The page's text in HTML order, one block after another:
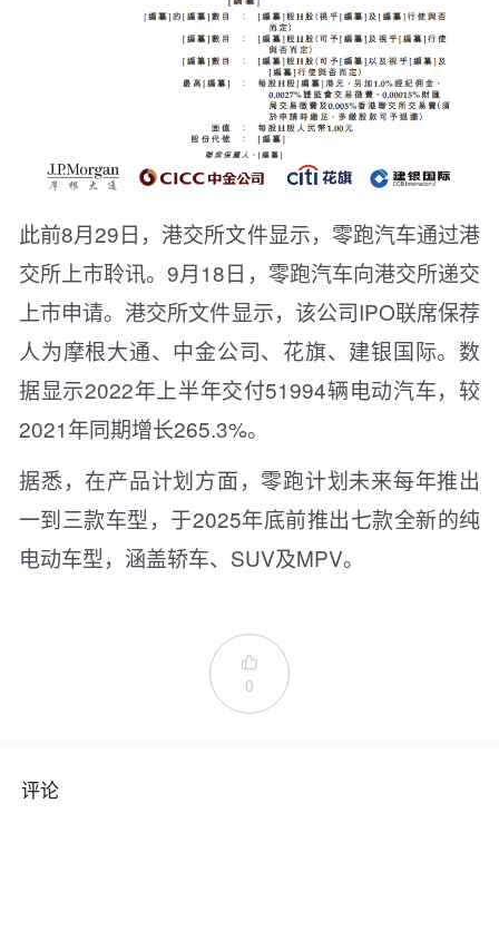
此前8月29日，港交所文件显示，零跑汽车通过港
交所上市聆讯。9月18日，零跑汽车向港交所递交
上市申请。港交所文件显示，该公司IPO联席保荐
人为摩根大通、中金公司、花旗、建银国际。数
据显示2022年上半年交付51994辆电动汽车，较
2021年同期增长265.3%。
据悉，在产品计划方面，零跑计划未来每年推出
一到三款车型，于2025年底前推出七款全新的纯
电动车型，涵盖轿车、SUV及MPV。

0
评论